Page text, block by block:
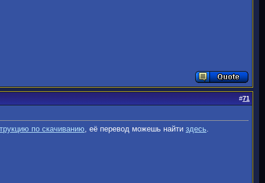
#71
по скачиванию, её перевод можешь найти здесь.